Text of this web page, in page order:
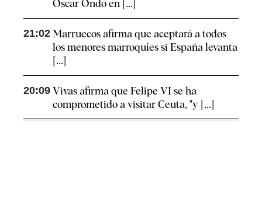
Óscar Ondo en [...]
21:02 Marruecos afirma que aceptará a todos
los menores marroquíes si España levanta
[...]
20:09 Vivas afirma que Felipe VI se ha
comprometido a visitar Ceuta, "y [...]